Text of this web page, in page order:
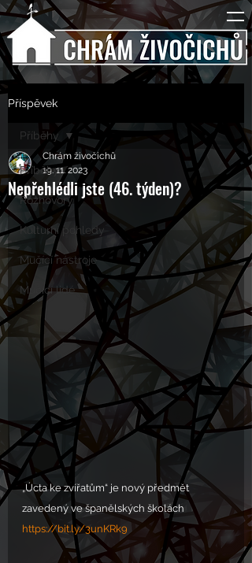
Příspěvek
Příběhy
Rozhovory
Kulturní pohledy
Mučící nástroje
Mučící lidé
Příběhy
Nepřehlédli jste (46. týden)?
Chrám živočichů
19. 11. 2023
„Úcta ke zvířatům“ je nový předmět
zavedený ve španělských školách
https://bit.ly/3unKRk9